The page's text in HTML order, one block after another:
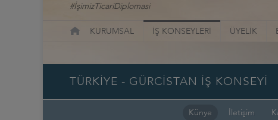
#İşimizTicariDiplomasi
KURUMSAL İŞ KONSEYLERİ ÜYELİK
TÜRKİYE - GÜRCİSTAN İŞ KONSEYİ
Künye İletişim